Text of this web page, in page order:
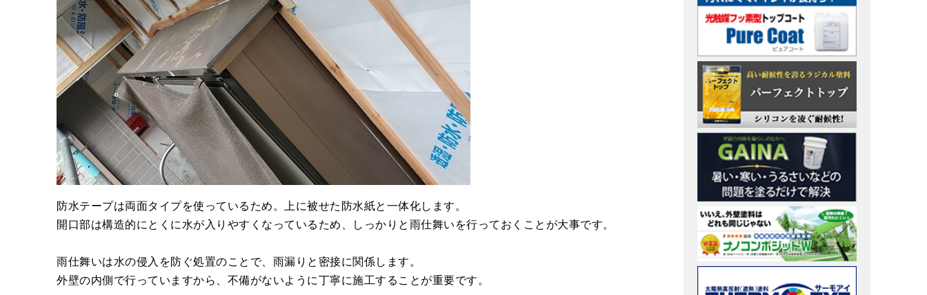
防水テープは両面タイプを使っているため。上に被せた防水紙と一体化します。
開口部は構造的にとくに水が入りやすくなっているため、しっかりと雨仕舞いを行っておくことが大事です。
雨仕舞いは水の侵入を防ぐ処置のことで、雨漏りと密接に関係します。
外壁の内側で行っていますから、不備がないように丁寧に施工することが重要です。